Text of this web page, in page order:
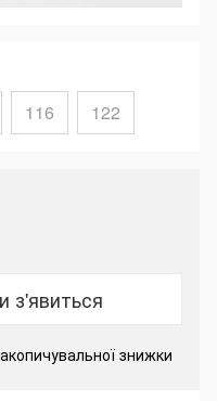
116 122
з'явиться
знижки